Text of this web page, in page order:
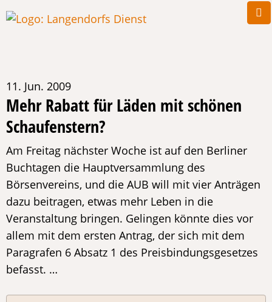
11. Jun. 2009
Mehr Rabatt für Läden mit schönen
Schaufenstern?
Am Freitag nächster Woche ist auf den Berliner
Buchtagen die Hauptversammlung des
Börsenvereins, und die AUB will mit vier Anträgen
dazu beitragen, etwas mehr Leben in die
Veranstaltung bringen. Gelingen könnte dies vor
allem mit dem ersten Antrag, der sich mit dem
Paragrafen 6 Absatz 1 des Preisbindungsgesetzes
befasst. …